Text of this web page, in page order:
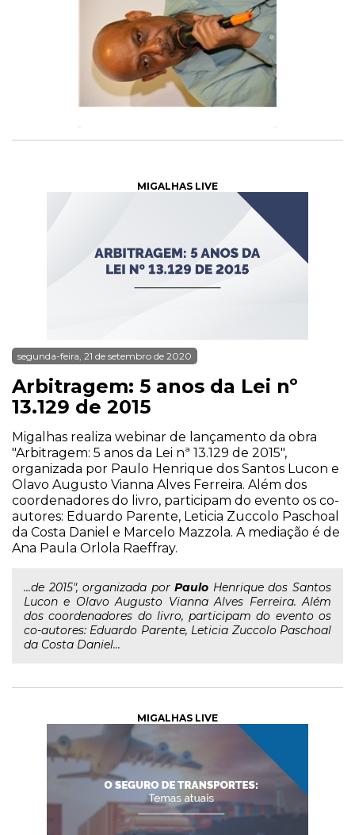
MIGALHAS LIVE
segunda-feira, 21 de setembro de 2020
Arbitragem: 5 anos da Lei nº
13.129 de 2015
Migalhas realiza webinar de lançamento da obra
"Arbitragem: 5 anos da Lei nª 13.129 de 2015",
organizada por Paulo Henrique dos Santos Lucon e
Olavo Augusto Vianna Alves Ferreira. Além dos
coordenadores do livro, participam do evento os co-
autores: Eduardo Parente, Leticia Zuccolo Paschoal
da Costa Daniel e Marcelo Mazzola. A mediação é de
Ana Paula Orlola Raeffray.
...de 2015", organizada porPaulo Henrique dos Santos
Lucon e Olavo Augusto Vianna Alves Ferreira. Além
dos coordenadores do livro, participam do evento os
co-autores: Eduardo Parente, Leticia Zuccolo Paschoal
da Costa Daniel...
MIGALHAS LIVE